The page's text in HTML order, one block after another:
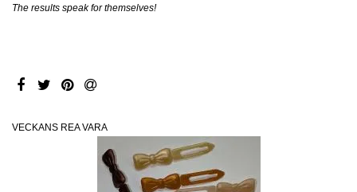
The results speak for themselves!
VECKANS REA VARA